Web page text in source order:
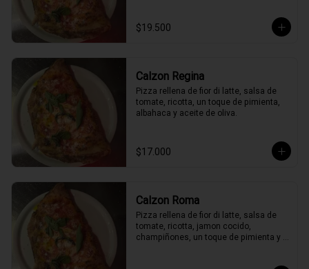
$19.500
Calzon Regina
Pizza rellena de fior di latte, salsa de
tomate, ricotta, un toque de pimienta,
albahaca y aceite de oliva.
$17.000
Calzon Roma
Pizza rellena de fior di latte, salsa de
tomate, ricotta, jamon cocido,
champiñones, un toque de pimienta y